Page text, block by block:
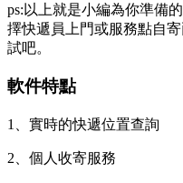
ps:以上就是小編為你準備
擇快遞員上門或服務點自
試吧。
軟件特點
1、實時的快遞位置查詢
2、個人收寄服務